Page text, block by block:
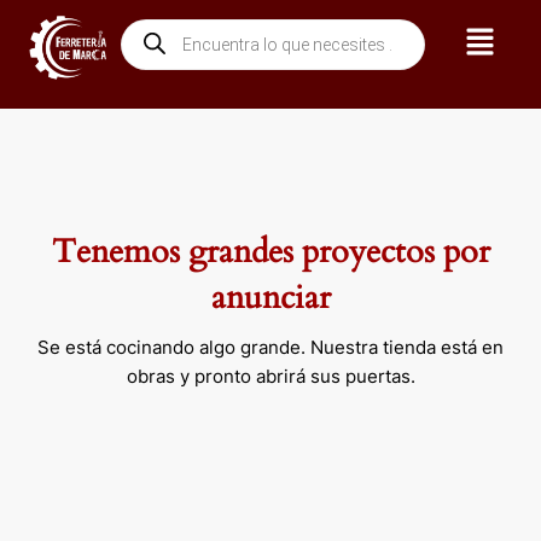
contenido
Búsqueda
de
productos
Menú
Tenemos grandes proyectos por
anunciar
Se está cocinando algo grande. Nuestra tienda está en
obras y pronto abrirá sus puertas.